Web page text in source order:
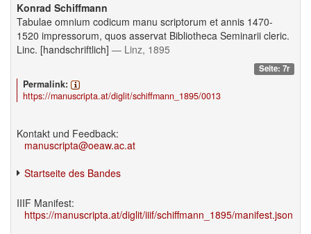
Konrad Schiffmann
Tabulae omnium codicum manu scriptorum et annis 1470-
1520 impressorum, quos asservat Bibliotheca Seminarii cleric.
Linc. [handschriftlich] — Linz, 1895
Seite: 7r
Permalink:
https://manuscripta.at/diglit/schiffmann_1895/0013
Kontakt und Feedback:
manuscripta@oeaw.ac.at
Startseite des Bandes
IIIF Manifest:
https://manuscripta.at/diglit/iiif/schiffmann_1895/manifest.json